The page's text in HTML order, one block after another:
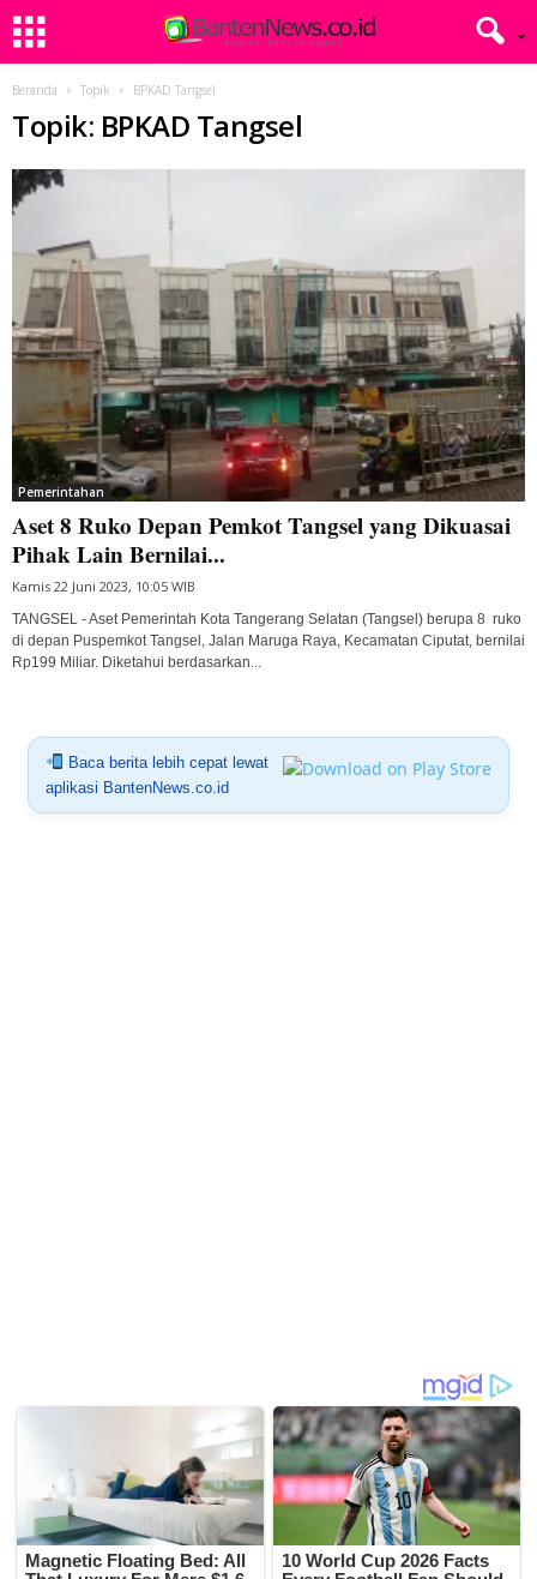
Beranda Topik BPKAD Tangsel
Topik: BPKAD Tangsel
Pemerintahan
Aset 8 Ruko Depan Pemkot Tangsel yang Dikuasai
Pihak Lain Bernilai...
Kamis 22 Juni 2023, 10:05 WIB
TANGSEL - Aset Pemerintah Kota Tangerang Selatan (Tangsel) berupa 8 ruko
di depan Puspemkot Tangsel, Jalan Maruga Raya, Kecamatan Ciputat, bernilai
Rp199 Miliar. Diketahui berdasarkan...
Baca berita lebih cepat lewat
aplikasi BantenNews.co.id